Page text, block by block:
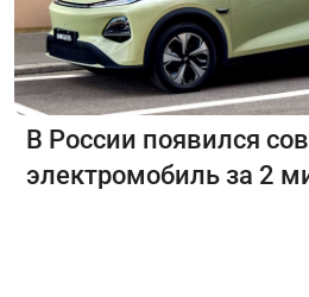
В России появился
электромобиль за 2